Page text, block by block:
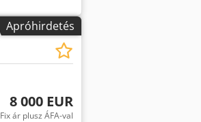
Apróhirdetés
8 000 EUR
Fix ár plusz ÁFA-val